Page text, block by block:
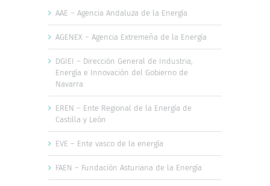
AAE – Agencia Andaluza de la Energía
AGENEX – Agencia Extremeña de la Energía
DGIEI – Dirección General de Industria,
Energía e Innovación del Gobierno de
Navarra
EREN – Ente Regional de la Energía de
Castilla y León
EVE – Ente vasco de la energía
FAEN – Fundación Asturiana de la Energía